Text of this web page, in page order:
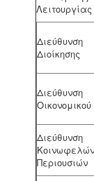
Λειτουργίας
Διεύθυνση
Διοίκησης
Διεύθυνση
Οικονομικού
Διεύθυνση
Κοινωφελών
Περιουσιών